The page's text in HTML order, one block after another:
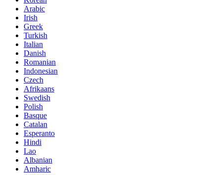
Arabic
Irish
Greek
Turkish
Italian
Danish
Romanian
Indonesian
Czech
Afrikaans
Swedish
Polish
Basque
Catalan
Esperanto
Hindi
Lao
Albanian
Amharic